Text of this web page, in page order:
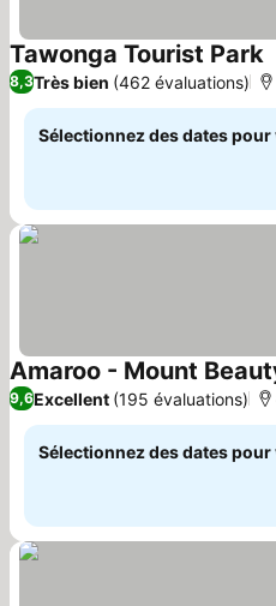
Tawonga Tourist Park
8,3Très bien (462 évaluations)
Sélectionnez des dates
Amaroo - Mount
9,6Excellent (195 évaluations)
Sélectionnez des dates